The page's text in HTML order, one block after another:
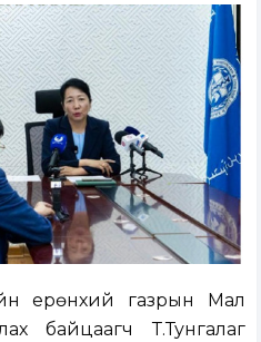
ерөнхий газрын Мал
байцаагч Т.Тунгалаг